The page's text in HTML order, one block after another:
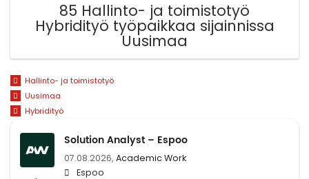
85 Hallinto- ja toimistotyö
Hybridityö työpaikkaa sijainnissa
Uusimaa
Hallinto- ja toimistotyö
Uusimaa
Hybridityö
Solution Analyst – Espoo
07.08.2026, Academic Work
Espoo